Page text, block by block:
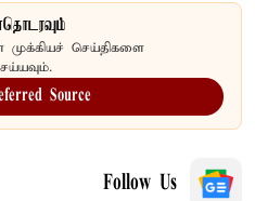
முக்கியச் செய்திகளை
Source
Follow Us